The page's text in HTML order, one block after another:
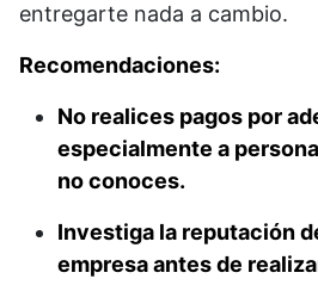
entregarte nada a cambio.
Recomendaciones:
No realices pagos por
especialmente a
no conoces.
Investiga la reputación
empresa antes de